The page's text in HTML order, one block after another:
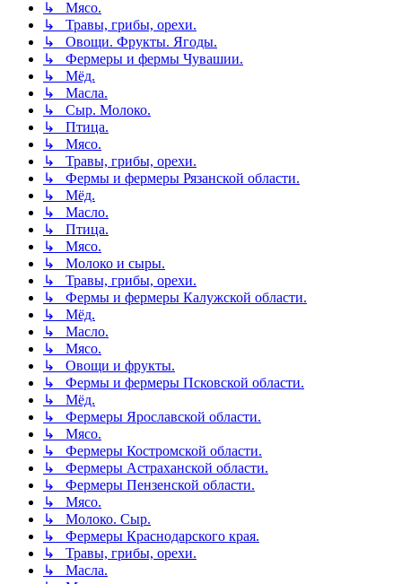
↳ Мясо.
↳ Травы, грибы, орехи.
↳ Овощи. Фрукты. Ягоды.
↳ Фермеры и фермы Чувашии.
↳ Мёд.
↳ Масла.
↳ Сыр. Молоко.
↳ Птица.
↳ Мясо.
↳ Травы, грибы, орехи.
↳ Фермы и фермеры Рязанской области.
↳ Мёд.
↳ Масло.
↳ Птица.
↳ Мясо.
↳ Молоко и сыры.
↳ Травы, грибы, орехи.
↳ Фермы и фермеры Калужской области.
↳ Мёд.
↳ Масло.
↳ Мясо.
↳ Овощи и фрукты.
↳ Фермы и фермеры Псковской области.
↳ Мёд.
↳ Фермеры Ярославской области.
↳ Мясо.
↳ Фермеры Костромской области.
↳ Фермеры Астраханской области.
↳ Фермеры Пензенской области.
↳ Мясо.
↳ Молоко. Сыр.
↳ Фермеры Краснодарского края.
↳ Травы, грибы, орехи.
↳ Масла.